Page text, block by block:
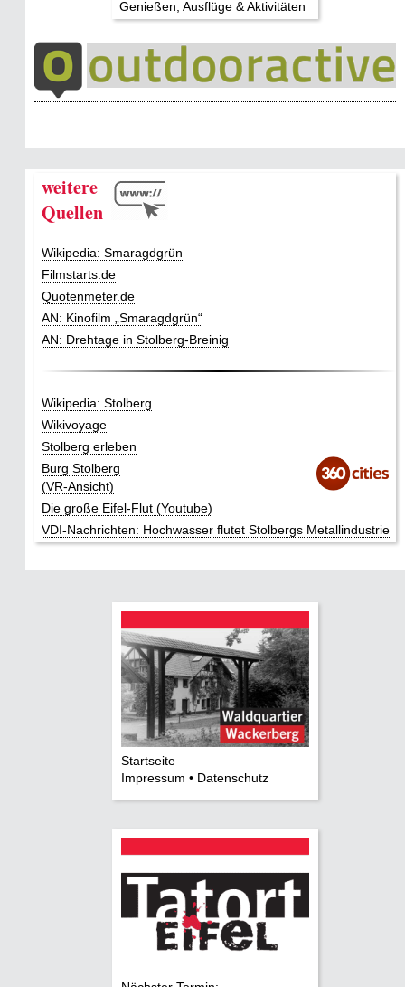
Genießen, Ausflüge & Aktivitäten
weitere
Quellen
Wikipedia: Smaragdgrün
Filmstarts.de
Quotenmeter.de
AN: Kinofilm „Smaragdgrün“
AN: Drehtage in Stolberg-Breinig
Wikipedia: Stolberg
Wikivoyage
Stolberg erleben
Burg Stolberg
(VR-Ansicht)
Die große Eifel-Flut (Youtube)
VDI-Nachrichten: Hochwasser flutet Stolbergs Metallindustrie
Startseite
Impressum • Datenschutz